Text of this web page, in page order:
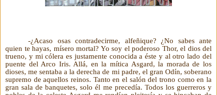
-¿Acaso osas contradecirme, alfeñique? ¿No sabes ante
quien te hayas, mísero mortal? Yo soy el poderoso Thor, el dios del
trueno, y mi cólera es justamente conocida a éste y al otro lado del
puente del Arco Iris. Allá, en la mítica Asgard, la morada de los
dioses, me sentaba a la derecha de mi padre, el gran Odín, soberano
supremo de aquellos reinos. Tanto en el salón del trono como en la
gran sala de banquetes, solo él me precedía. Todos los guerreros y